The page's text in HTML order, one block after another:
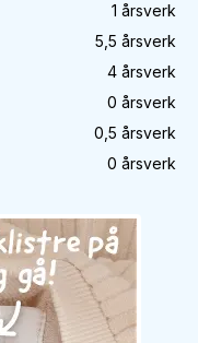
1 årsverk
5,5 årsverk
4 årsverk
0 årsverk
0,5 årsverk
0 årsverk